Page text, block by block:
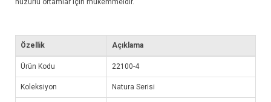
Özellik Açıklama
Ürün Kodu 22100-4
Koleksiyon Natura Serisi